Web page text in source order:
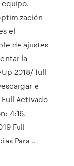
el
de ajustes
la
2018/ full
e
Full Activado
4:16.
Full
Para ...